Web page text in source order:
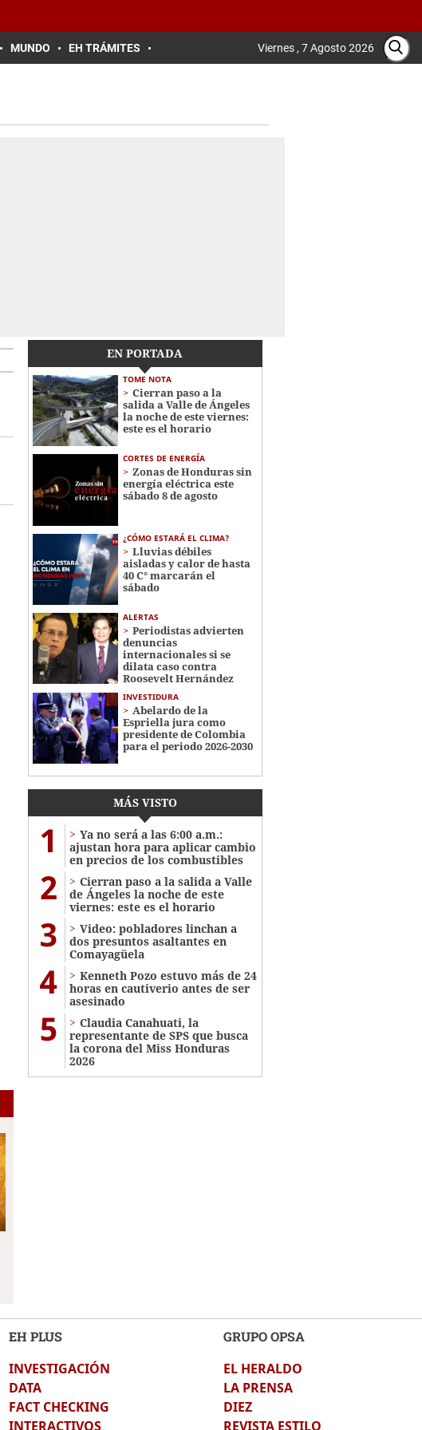
MUNDO EH TRÁMITES Viernes , 7 Agosto 2026
EN PORTADA
TOME NOTA
Cierran paso a la
salida a Valle de Ángeles
la noche de este viernes:
este es el horario
CORTES DE ENERGÍA
Zonas de Honduras sin
energía eléctrica este
sábado 8 de agosto
¿CÓMO ESTARÁ EL CLIMA?
Lluvias débiles
aisladas y calor de hasta
40 C° marcarán el
sábado
ALERTAS
Periodistas advierten
denuncias
internacionales si se
dilata caso contra
Roosevelt Hernández
INVESTIDURA
Abelardo de la
Espriella jura como
presidente de Colombia
para el periodo 2026-2030
MÁS VISTO
1
Ya no será a las 6:00 a.m.:
ajustan hora para aplicar cambio
en precios de los combustibles
2
Cierran paso a la salida a Valle
de Ángeles la noche de este
viernes: este es el horario
3
Video: pobladores linchan a
dos presuntos asaltantes en
Comayagüela
4
Kenneth Pozo estuvo más de 24
horas en cautiverio antes de ser
asesinado
5
Claudia Canahuati, la
representante de SPS que busca
la corona del Miss Honduras
2026
EH PLUS
INVESTIGACIÓN
DATA
FACT CHECKING
INTERACTIVOS
GRUPO OPSA
EL HERALDO
LA PRENSA
DIEZ
REVISTA ESTILO